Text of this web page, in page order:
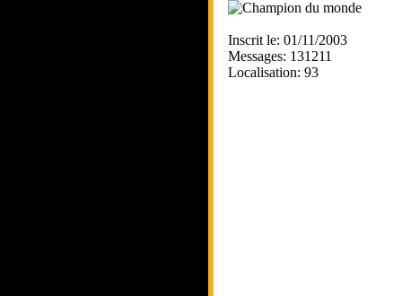
Inscrit le: 01/11/2003
Messages: 131211
Localisation: 93